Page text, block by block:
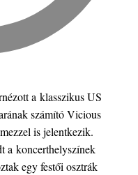
a klasszikus US
számító Vicious
is jelentkezik.
a koncerthelyszínek
egy festői osztrák